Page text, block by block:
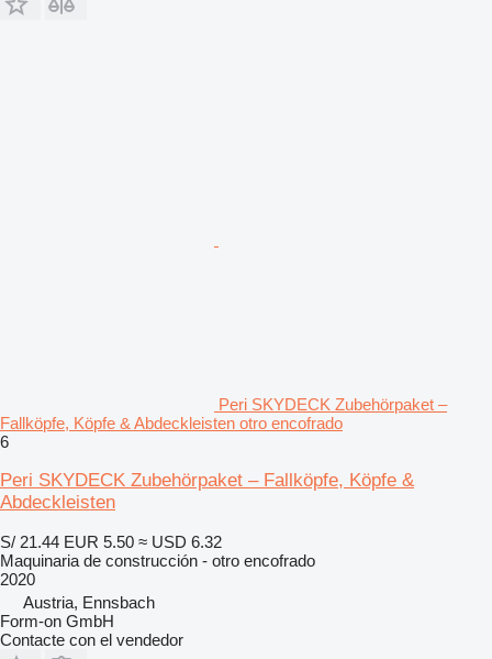
Peri SKYDECK Zubehörpaket –
Fallköpfe, Köpfe & Abdeckleisten otro encofrado
6
Peri SKYDECK Zubehörpaket – Fallköpfe, Köpfe &
Abdeckleisten
S/ 21.44 EUR 5.50 ≈ USD 6.32
Maquinaria de construcción - otro encofrado
2020
Austria, Ennsbach
Form-on GmbH
Contacte con el vendedor